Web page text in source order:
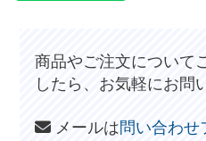
商品やご注文について
したら、お気軽にお問
メールは問い合わせ